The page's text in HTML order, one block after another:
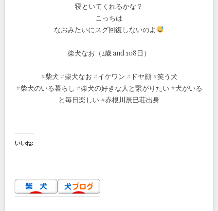
寝といてくれるかな？
こっちは
なおみたいにスグ回復しないのよ
柴犬なお（2歳 and 108日）
#柴犬 #柴犬なお #イケワン #ドヤ顔 #笑う犬
#柴犬のいる暮らし #柴犬の好きな人と繋がりたい #犬がいる
と毎日楽しい #赤根川辰巳荘出身
いいね: